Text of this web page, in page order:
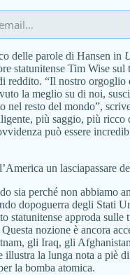
delle parole di Hansen in
statunitense Tim Wise sul
reddito. “Il nostro orgoglio
la meglio su di noi,
nel resto del mondo”,
più saggio, più ricco
può essere
un lasciapassare
sia perché non abbiamo
dopoguerra degli Stati
statunitense approda sulle
nozione è ancora
gli Iraq, gli
illustra la lunga nota a piè
la bomba atomica.